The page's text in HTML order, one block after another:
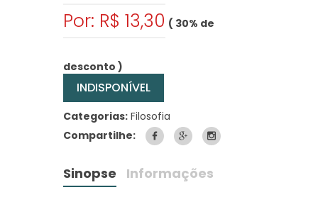
Por: R$ 13,30 ( 30% de
desconto )
INDISPONÍVEL
Categorias: Filosofia
Compartilhe:
Sinopse Informações